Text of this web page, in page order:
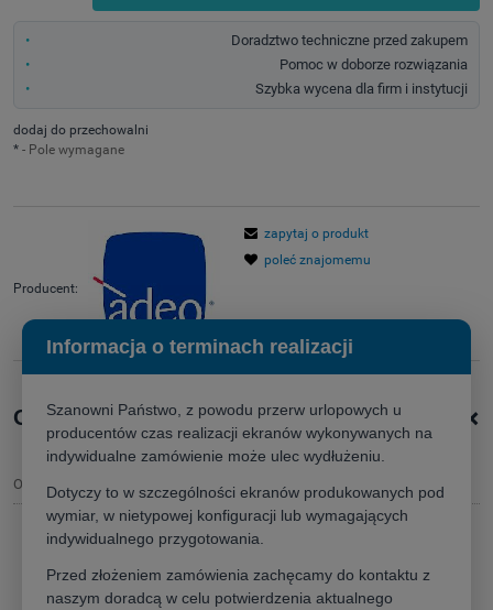
Doradztwo techniczne przed zakupem
Pomoc w doborze rozwiązania
Szybka wycena dla firm i instytucji
dodaj do przechowalni
* - Pole wymagane
Producent:
zapytaj o produkt
poleć znajomemu
Opis produktu +
Opis
ramowy do kina domowego 4K
Informacja o terminach realizacji
Szanowni Państwo, z powodu przerw urlopowych u
producentów czas realizacji ekranów wykonywanych na
indywidualne zamówienie może ulec wydłużeniu.
Dotyczy to w szczególności ekranów produkowanych pod
wymiar, w nietypowej konfiguracji lub wymagających
indywidualnego przygotowania.
Przed złożeniem zamówienia zachęcamy do kontaktu z
naszym doradcą w celu potwierdzenia aktualnego